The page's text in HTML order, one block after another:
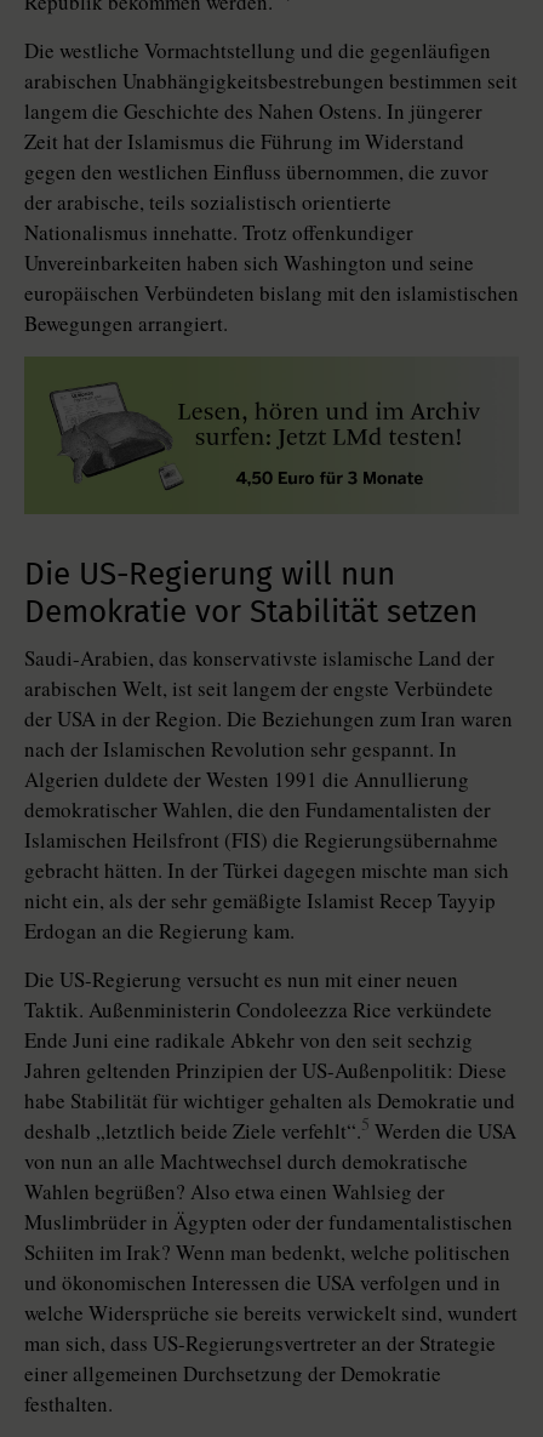
Die westliche Vormachtstellung und die gegenläufigen
arabischen Unabhängigkeitsbestrebungen bestimmen seit
langem die Geschichte des Nahen Ostens. In jüngerer
Zeit hat der Islamismus die Führung im Widerstand
gegen den westlichen Einfluss übernommen, die zuvor
der arabische, teils sozialistisch orientierte
Nationalismus innehatte. Trotz offenkundiger
Unvereinbarkeiten haben sich Washington und seine
europäischen Verbündeten bislang mit den islamistischen
Bewegungen arrangiert.
Die US-Regierung will nun
Demokratie vor Stabilität setzen
Saudi-Arabien, das konservativste islamische Land der
arabischen Welt, ist seit langem der engste Verbündete
der USA in der Region. Die Beziehungen zum Iran waren
nach der Islamischen Revolution sehr gespannt. In
Algerien duldete der Westen 1991 die Annullierung
demokratischer Wahlen, die den Fundamentalisten der
Islamischen Heilsfront (FIS) die Regierungsübernahme
gebracht hätten. In der Türkei dagegen mischte man sich
nicht ein, als der sehr gemäßigte Islamist Recep Tayyip
Erdogan an die Regierung kam.
Die US-Regierung versucht es nun mit einer neuen
Taktik. Außenministerin Condoleezza Rice verkündete
Ende Juni eine radikale Abkehr von den seit sechzig
Jahren geltenden Prinzipien der US-Außenpolitik: Diese
habe Stabilität für wichtiger gehalten als Demokratie und
deshalb „letztlich beide Ziele verfehlt“.5 Werden die USA
von nun an alle Machtwechsel durch demokratische
Wahlen begrüßen? Also etwa einen Wahlsieg der
Muslimbrüder in Ägypten oder der fundamentalistischen
Schiiten im Irak? Wenn man bedenkt, welche politischen
und ökonomischen Interessen die USA verfolgen und in
welche Widersprüche sie bereits verwickelt sind, wundert
man sich, dass US-Regierungsvertreter an der Strategie
einer allgemeinen Durchsetzung der Demokratie
festhalten.